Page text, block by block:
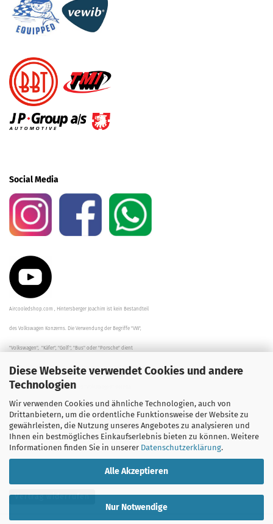
Diese Webseite verwendet Cookies und andere
Technologien
Wir verwenden Cookies und ähnliche Technologien, auch von
Drittanbietern, um die ordentliche Funktionsweise der Website zu
gewährleisten, die Nutzung unseres Angebotes zu analysieren und
Ihnen ein bestmögliches Einkaufserlebnis bieten zu können. Weitere
Informationen finden Sie in unserer Datenschutzerklärung.
Alle Akzeptieren
Nur Notwendige
Social Media
Aircooledshop.com , Hintersberger Joachim ist kein Bestandteil
des Volkswagen Konzerns. Die Verwendung der Begriffe "VW",
"Volkswagen", "Käfer", "Golf", "Bus" oder "Porsche" dient
der Beschreibung der Teile und stellt in keinem Fall eine direkte
Verbindung zu dem Unternehmen "Volkswagen" her/da.
Die Beschreibungen, Zeichnungen und Angaben zur
Verwendung sind sorgfältig überprüft worden.
Vertrag widerrufen